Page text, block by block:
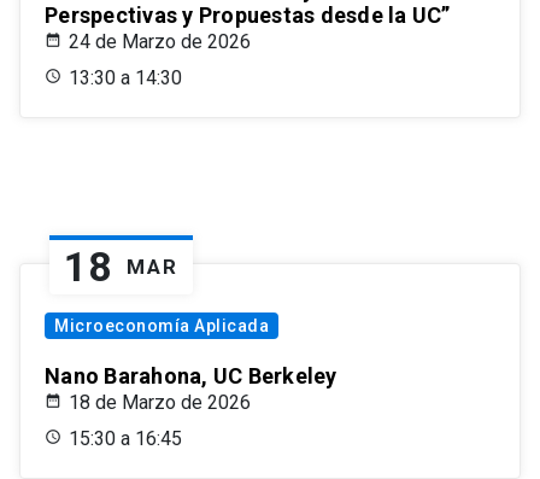
Perspectivas y Propuestas desde la UC”
24 de Marzo de 2026
13:30 a 14:30
18 MAR
Microeconomía Aplicada
Nano Barahona, UC Berkeley
18 de Marzo de 2026
15:30 a 16:45